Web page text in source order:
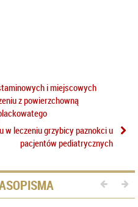
i miejscowych
z powierzchowną
w leczeniu grzybicy paznokci u
pacjentów pediatrycznych